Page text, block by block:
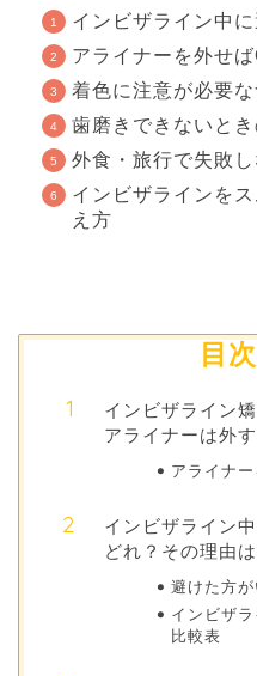
インビザライン中
アライナーを外せ
着色に注意が必要
歯磨きできないと
外食・旅行で失敗
インビザラインを
え方
目次
インビザライン
アライナーは外
アライナ
インビザライン
どれ？その理由は
避けた方
インビザ
比較表